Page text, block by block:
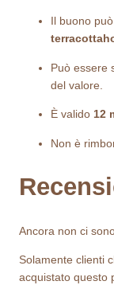
Il buono
Può essere
del valore.
È valido 12
Non è
Ancora non ci
Solamente clienti
acquistato questo